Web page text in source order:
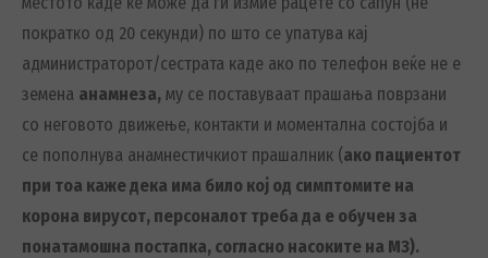
пократко од 20 секунди) по што се упатува кај
администраторот/сестрата каде ако по телефон веќе не е
земена анамнеза, му се поставуваат прашања поврзани
со неговото движење, контакти и моментална состојба и
се пополнува анамнестичкиот прашалник (ако пациентот
при тоа каже дека има било кој од симптомите на
корона вирусот, персоналот треба да е обучен за
понатамошна постапка, согласно насоките на МЗ).